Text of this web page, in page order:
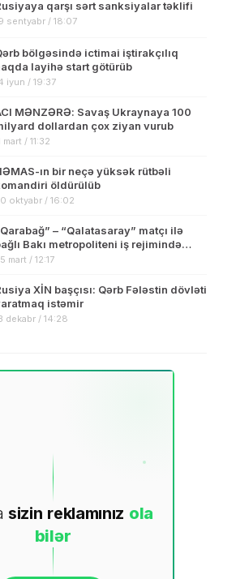
qarşı sərt sanksiyalar təklifi
sentyabr / 18:07
bölgəsində ictimai iştirakçılıq
layihə start götürüb
iyun / 19:37
MƏNZƏRƏ: Savaş Ukraynaya 100
dollardan çox ziyan vurub
mart / 11:32
ın bir neçə yüksək rütbəli
öldürülüb
oktyabr / 16:02
– “Qalatasaray” matçı ilə
Bakı metropoliteni iş rejimində
edəcək
mart / 12:17
XİN başçısı: Qərb Fələstin dövləti
istəmir
dekabr / 14:28
sizin reklamınız ola
bilər